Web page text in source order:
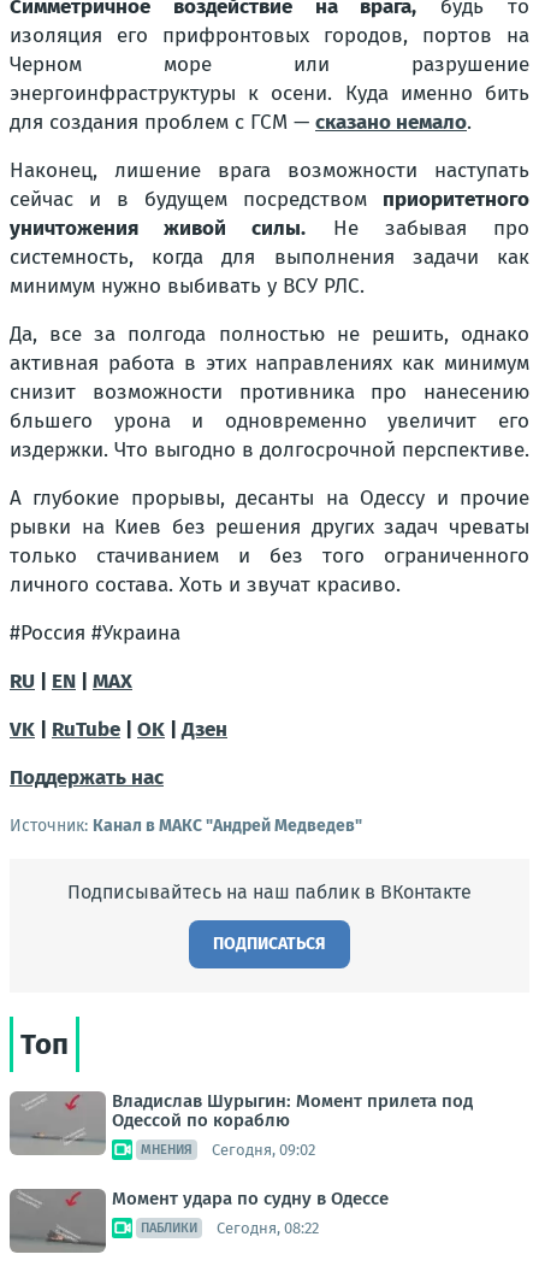
Симметричное воздействие на врага, будь то
изоляция его прифронтовых городов, портов на
Черном море или разрушение
энергоинфраструктуры к осени. Куда именно бить
для создания проблем с ГСМ — сказано немало.
Наконец, лишение врага возможности наступать
сейчас и в будущем посредством приоритетного
уничтожения живой силы. Не забывая про
системность, когда для выполнения задачи как
минимум нужно выбивать у ВСУ РЛС.
Да, все за полгода полностью не решить, однако
активная работа в этих направлениях как минимум
снизит возможности противника про нанесению
бльшего урона и одновременно увеличит его
издержки. Что выгодно в долгосрочной перспективе.
А глубокие прорывы, десанты на Одессу и прочие
рывки на Киев без решения других задач чреваты
только стачиванием и без того ограниченного
личного состава. Хоть и звучат красиво.
#Россия #Украина
RU
EN
MAX
VK
RuTube OK |Дзен
Поддержать нас
Источник: Канал в МАКС "Андрей Медведев"
Подписывайтесь на наш паблик в ВКонтакте
ПОДПИСАТЬСЯ
Топ
Владислав Шурыгин: Момент прилета под
Одессой по кораблю
МНЕНИЯ Сегодня, 09:02
Момент удара по судну в Одессе
ПАБЛИКИ Сегодня, 08:22